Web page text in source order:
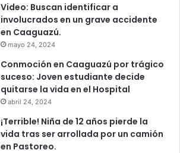
Video: Buscan identificar a
involucrados en un grave accidente
en Caaguazú.
mayo 24, 2024
Conmoción en Caaguazú por trágico
suceso: Joven estudiante decide
quitarse la vida en el Hospital
abril 24, 2024
¡Terrible! Niña de 12 años pierde la
vida tras ser arrollada por un camión
en Pastoreo.